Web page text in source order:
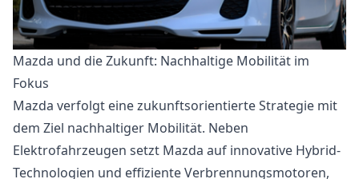
Mazda und die Zukunft: Nachhaltige Mobilität im
Fokus
Mazda verfolgt eine zukunftsorientierte Strategie mit
dem Ziel nachhaltiger Mobilität. Neben
Elektrofahrzeugen setzt Mazda auf innovative Hybrid-
Technologien und effiziente Verbrennungsmotoren,